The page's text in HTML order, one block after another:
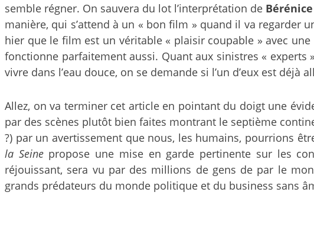
semble régner. On sauvera du lot l’interprétation de
manière, qui s’attend à un « bon film » quand il va regarder
hier que le film est un véritable « plaisir coupable » avec
fonctionne parfaitement aussi. Quant aux sinistres «
vivre dans l’eau douce, on se demande si l’un d’eux est déjà
Allez, on va terminer cet article en pointant du doigt une
par des scènes plutôt bien faites montrant le septième
?) par un avertissement que nous, les humains, pourrions
la Seinepropose une mise en garde pertinente sur les
réjouissant, sera vu par des millions de gens de par le
grands prédateurs du monde politique et du business sans